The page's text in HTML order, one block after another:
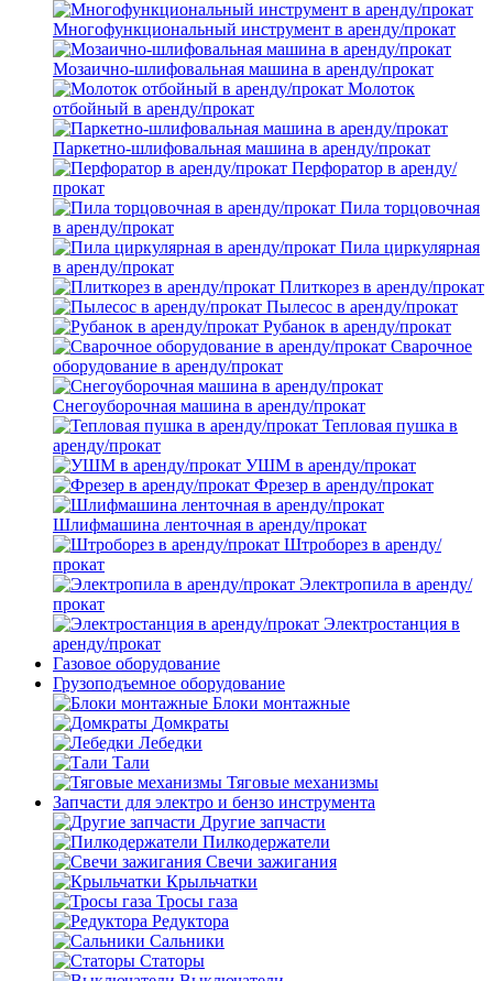
Многофункциональный инструмент в аренду/прокат
Мозаично-шлифовальная машина в аренду/прокат
Молоток
отбойный в аренду/прокат
Паркетно-шлифовальная машина в аренду/прокат
Перфоратор в аренду/
прокат
Пила торцовочная
в аренду/прокат
Пила циркулярная
в аренду/прокат
Плиткорез в аренду/прокат
Пылесос в аренду/прокат
Рубанок в аренду/прокат
Сварочное
оборудование в аренду/прокат
Снегоуборочная машина в аренду/прокат
Тепловая пушка в
аренду/прокат
УШМ в аренду/прокат
Фрезер в аренду/прокат
Шлифмашина ленточная в аренду/прокат
Штроборез в аренду/
прокат
Электропила в аренду/
прокат
Электростанция в
аренду/прокат
Газовое оборудование
Грузоподъемное оборудование
Блоки монтажные
Домкраты
Лебедки
Тали
Тяговые механизмы
Запчасти для электро и бензо инструмента
Другие запчасти
Пилкодержатели
Свечи зажигания
Крыльчатки
Тросы газа
Редуктора
Сальники
Статоры